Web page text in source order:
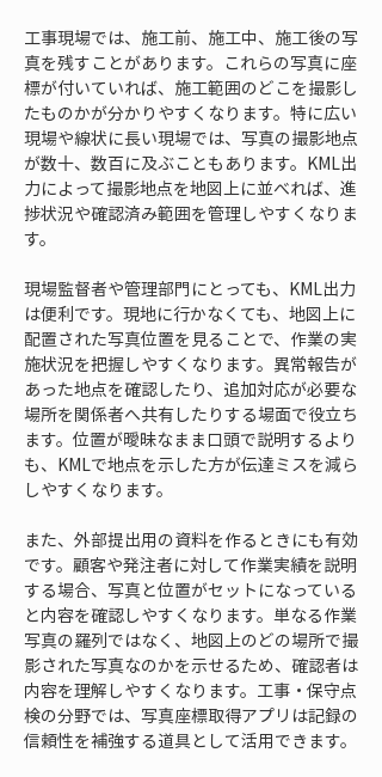
工事現場では、施工前、施工中、施工後の写
真を残すことがあります。これらの写真に座
標が付いていれば、施工範囲のどこを撮影し
たものかが分かりやすくなります。特に広い
現場や線状に長い現場では、写真の撮影地点
が数十、数百に及ぶこともあります。KML出
力によって撮影地点を地図上に並べれば、進
捗状況や確認済み範囲を管理しやすくなりま
す。
現場監督者や管理部門にとっても、KML出力
は便利です。現地に行かなくても、地図上に
配置された写真位置を見ることで、作業の実
施状況を把握しやすくなります。異常報告が
あった地点を確認したり、追加対応が必要な
場所を関係者へ共有したりする場面で役立ち
ます。位置が曖昧なまま口頭で説明するより
も、KMLで地点を示した方が伝達ミスを減ら
しやすくなります。
また、外部提出用の資料を作るときにも有効
です。顧客や発注者に対して作業実績を説明
する場合、写真と位置がセットになっている
と内容を確認しやすくなります。単なる作業
写真の羅列ではなく、地図上のどの場所で撮
影された写真なのかを示せるため、確認者は
内容を理解しやすくなります。工事・保守点
検の分野では、写真座標取得アプリは記録の
信頼性を補強する道具として活用できます。